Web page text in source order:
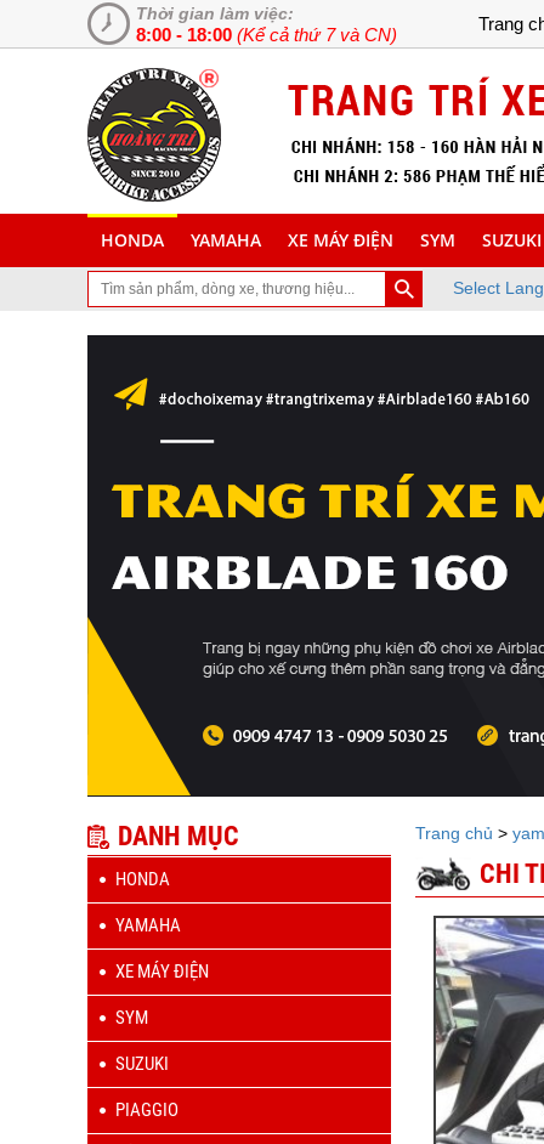
Thời gian làm việc:
8:00 - 18:00 (Kể cả thứ 7 và CN)
Trang
HONDA YAMAHA XE MÁY ĐIỆN SYM SUZUKI
Select
thăm trang Web chuyên cung cấp và lắp đặt phụ tùng inox
DANH MỤC
HONDA
YAMAHA
XE MÁY ĐIỆN
SYM
SUZUKI
PIAGGIO
Trang chủ >
CHI